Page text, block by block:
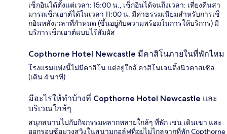
เช็กอินได้ตั้งแต่เวลา: 15:00 น., เช็กอินได้จนถึงเวลา: เที่ยงคืนสา
มารถเช็กเอาต์ได้ในเวลา 11:00 น. มีค่าธรรมเนียมสำหรับการเช็
กอินหลังเวลาที่กำหนด (ขึ้นอยู่กับความพร้อมในการให้บริการ) มี
บริการเช็กเอาต์แบบไร้สัมผัส
Copthorne Hotel Newcastle มีคาสิโนภายในที่พักไหม
โรงแรมแห่งนี้ไม่มีคาสิโน แต่อยู่ใกล้ คาสิโนเจนติ้งนิวคาสเซิล
(เดิน 4 นาที)
มีอะไรให้ทำบ้างที่ Copthorne Hotel Newcastle และ
บริเวณใกล้ๆ
สนุกสนานไปกับกิจกรรมหลากหลายใกล้ๆ ที่พัก เช่น เดินเขา และ
ออกรอบซ้อมวงสวิงในสนามกอล์ฟที่อยู่ไม่ไกลจากที่พัก Copthorne